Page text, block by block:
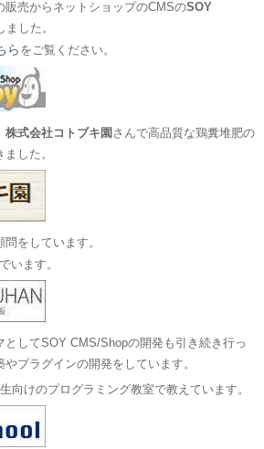
販売からネットショップのCMSのSOY
した。
ら をご覧ください。
株式会社コトブキ園 さんで高品質な鶏糞堆肥の
した。
問をしています。
います。
としてSOY CMS/Shopの開発も引き続き行っ
プラグインの開発をしています。
向けのプログラミング教室で教えています。